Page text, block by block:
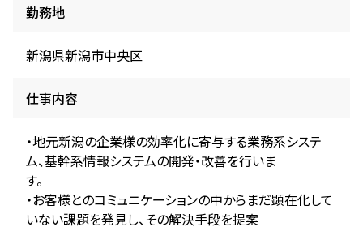
勤務地
新潟県新潟市中央区
仕事内容
・地元新潟の企業様の効率化に寄与する業務系システ
ム、基幹系情報システムの開発・改善を行いま
す。
・お客様とのコミュニケーションの中からまだ顕在化して
いない課題を発見し、その解決手段を提案